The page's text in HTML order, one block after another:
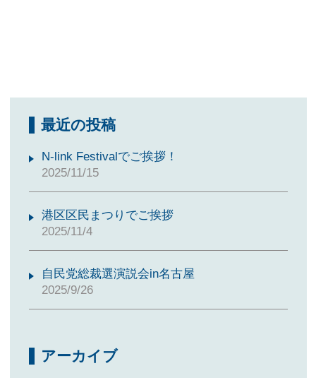
最近の投稿
N-link Festivalでご挨拶！
2025/11/15
港区区民まつりでご挨拶
2025/11/4
自民党総裁選演説会in名古屋
2025/9/26
アーカイブ